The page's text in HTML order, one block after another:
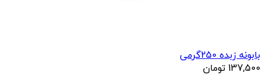
بابونه زبده 250گرمی
137,500 تومان